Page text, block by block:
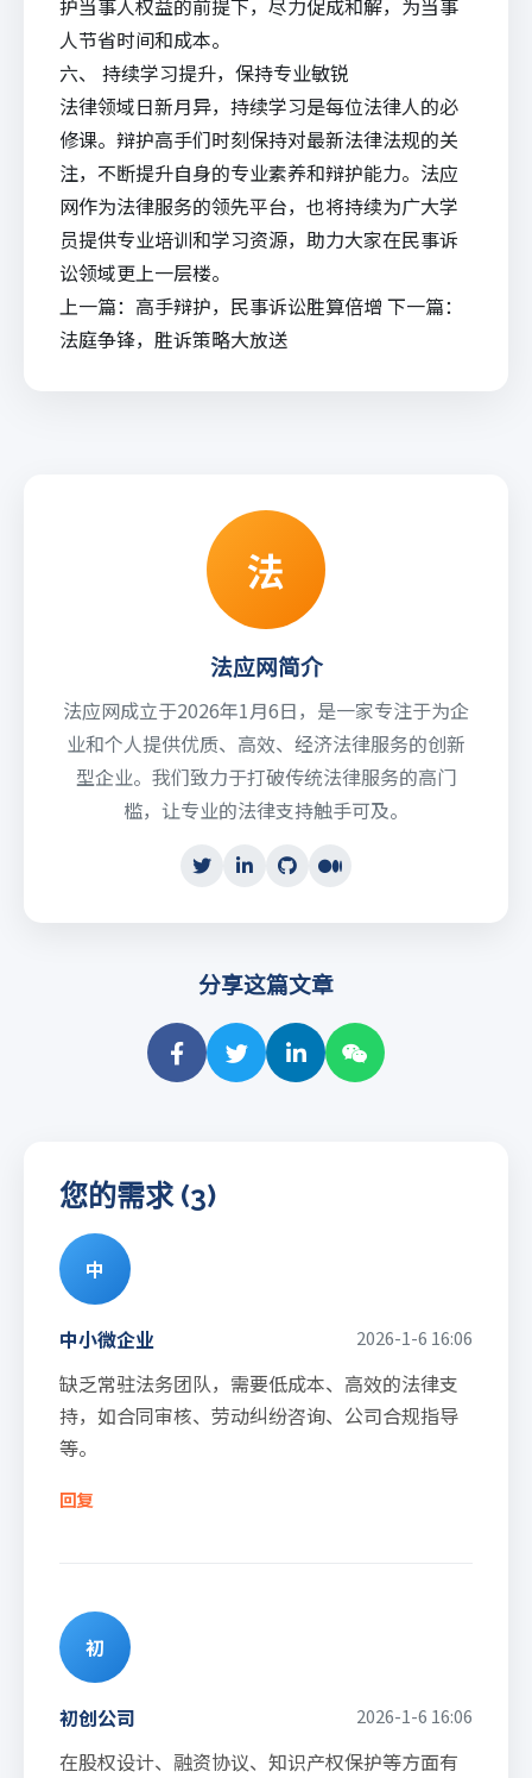
护当事人权益的前提下，尽力促成和解，为当事
人节省时间和成本。
六、 持续学习提升，保持专业敏锐
法律领域日新月异，持续学习是每位法律人的必
修课。辩护高手们时刻保持对最新法律法规的关
注，不断提升自身的专业素养和辩护能力。法应
网作为法律服务的领先平台，也将持续为广大学
员提供专业培训和学习资源，助力大家在民事诉
讼领域更上一层楼。
上一篇： 高手辩护，民事诉讼胜算倍增 下一篇：
法庭争锋，胜诉策略大放送
法
法应网简介
法应网成立于2026年1月6日，是一家专注于为企
业和个人提供优质、高效、经济法律服务的创新
型企业。我们致力于打破传统法律服务的高门
槛，让专业的法律支持触手可及。
分享这篇文章
您的需求 (3)
中
中小微企业 2026-1-6 16:06
缺乏常驻法务团队，需要低成本、高效的法律支
持，如合同审核、劳动纠纷咨询、公司合规指导
等。
回复
初
初创公司 2026-1-6 16:06
在股权设计、融资协议、知识产权保护等方面有